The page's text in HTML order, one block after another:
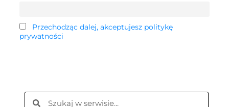
Przechodząc dalej, akceptujesz politykę
prywatności